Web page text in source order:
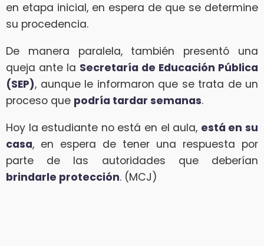
en etapa inicial, en espera de que se determine
su procedencia.
De manera paralela, también presentó una
queja ante la Secretaría de Educación Pública
(SEP), aunque le informaron que se trata de un
proceso que podría tardar semanas.
Hoy la estudiante no está en el aula, está en su
casa, en espera de tener una respuesta por
parte de las autoridades que deberían
brindarle protección. (MCJ)